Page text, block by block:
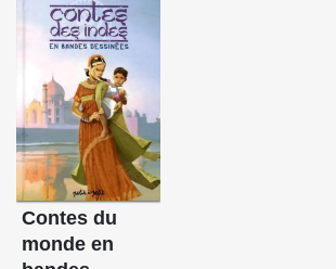
Contes du
monde en